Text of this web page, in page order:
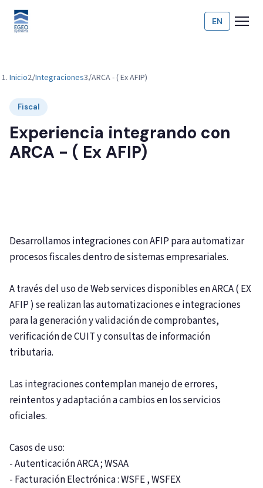
EN
Inicio Integraciones ARCA - ( Ex AFIP)
Fiscal
Experiencia integrando con
ARCA - ( Ex AFIP)
Desarrollamos integraciones con AFIP para automatizar
procesos fiscales dentro de sistemas empresariales.
A través del uso de Web services disponibles en ARCA ( EX
AFIP ) se realizan las automatizaciones e integraciones
para la generación y validación de comprobantes,
verificación de CUIT y consultas de información
tributaria.
Las integraciones contemplan manejo de errores,
reintentos y adaptación a cambios en los servicios
oficiales.
Casos de uso:
- Autenticación ARCA ; WSAA
- Facturación Electrónica : WSFE , WSFEX